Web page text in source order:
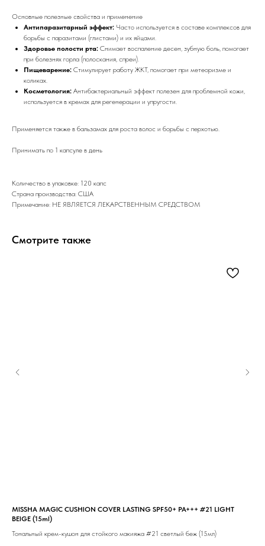
Основные полезные свойства и применение
Антипаразитарный эффект: Часто используется в составе комплексов для
борьбы с паразитами (глистами) и их яйцами.
Здоровье полости рта: Снимает воспаление десен, зубную боль, помогает
при болезнях горла (полоскания, спреи).
Пищеварение: Стимулирует работу ЖКТ, помогает при метеоризме и
коликах.
Косметология: Антибактериальный эффект полезен для проблемной кожи,
используется в кремах для регенерации и упругости.
Применяется также в бальзамах для роста волос и борьбы с перхотью.
Принимать по 1 капсуле в день
Количество в упаковке: 120 капс
Страна производства: США
Примечание: НЕ ЯВЛЯЕТСЯ ЛЕКАРСТВЕННЫМ СРЕДСТВОМ
Смотрите также
MISSHA MAGIC CUSHION COVER LASTING SPF50+ PA+++ #21 LIGHT
BEIGE (15ml)
Тональный крем-кушон для стойкого макияжа #21 светлый беж (15мл)